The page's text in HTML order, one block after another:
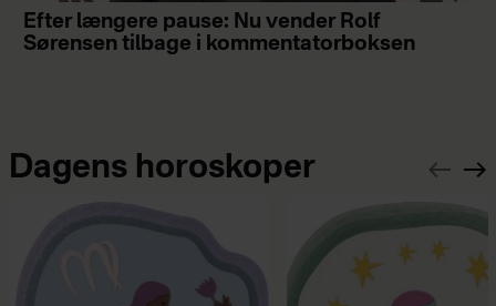
Efter længere pause: Nu vender Rolf
Sørensen tilbage i kommentatorboksen
Dagens horoskoper